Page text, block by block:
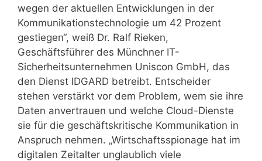
wegen der aktuellen Entwicklungen in der
Kommunikationstechnologie um 42 Prozent
gestiegen“, weiß Dr. Ralf Rieken,
Geschäftsführer des Münchner IT-
Sicherheitsunternehmen Uniscon GmbH, das
den Dienst IDGARD betreibt. Entscheider
stehen verstärkt vor dem Problem, wem sie ihre
Daten anvertrauen und welche Cloud-Dienste
sie für die geschäftskritische Kommunikation in
Anspruch nehmen. „Wirtschaftsspionage hat im
digitalen Zeitalter unglaublich viele